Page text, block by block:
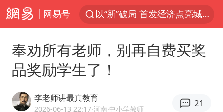
网易号
以“新”破局 首发经济点亮城市消费活力
日本广岛民众举行游行反对政府行径
日韩股市高开跳水 SK海力士下挫转跌
奉劝所有老师，别再自费买奖
品奖励学生了！
李老师讲最真教育
2026-06-13 22:17·河南·中小学教师
21